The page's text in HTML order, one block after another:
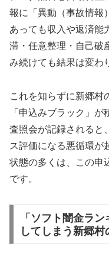
報に「異動（事故情報
あっても収入や返済能
滞・任意整理・自己破
み続けても結果は変わ
これを知らずに新郷村
「申込みブラック」
査照会が記録されると
ス評価になる悪循環が
状態の多くは、この申
です。
「ソフト闇金ラ
してしまう新郷村